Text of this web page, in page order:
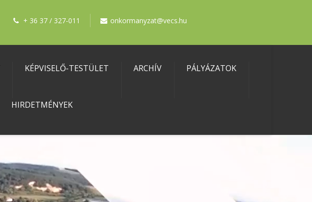
+ 36 37 / 327-011 onkormanyzat@vecs.hu
KÉPVISELŐ-TESTÜLET ARCHÍV PÁLYÁZATOK
HIRDETMÉNYEK